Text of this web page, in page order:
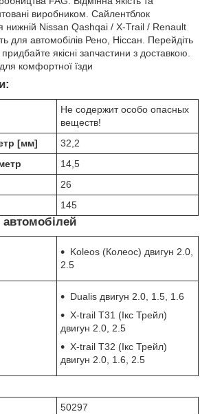
виробником. Сайлентблок
нижній Nissan Qashqai / X-Trail / Renault
для автомобілів Рено, Ніссан. Перейдіть
якісні запчастини з доставкою.
для комфортної їзди
Не содержит особо опасных
веществ!
[мм]
32,2
14,5
26
145
Koleos (Колеос) двигун 2.0,
2.5
Dualis двигун 2.0, 1.5, 1.6
X-trail T31 (Ікс Трейл)
двигун 2.0, 2.5
X-trail T32 (Ікс Трейл)
двигун 2.0, 1.6, 2.5
50297